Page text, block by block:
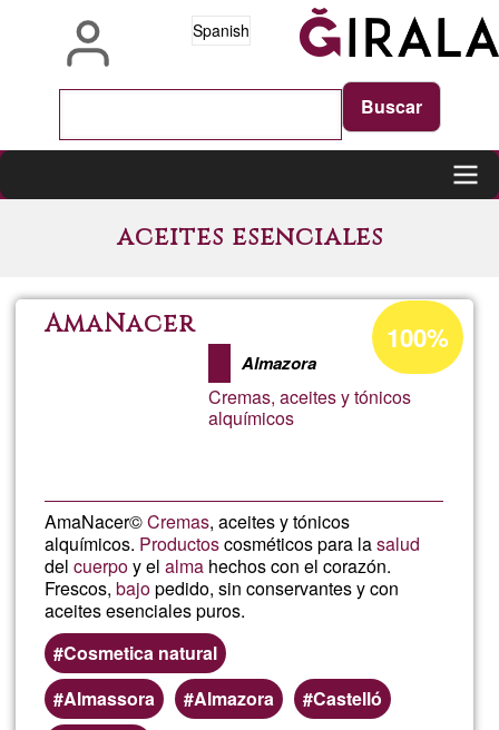
Spanish
navigation
aceites esenciales
AmaNacer
Almazora
Cremas, aceites y tónicos
alquímicos
AmaNacer©Cremas, aceites y tónicos
alquímicos. Productoscosméticos para lasalud
delcuerpoy elalma hechos con el corazón.
Frescos,bajopedido, sin conservantes y con
aceites esenciales puros.
Cosmetica natural
Almassora
Almazora
Castelló
Porcentaje
de
aceptación
de
100%